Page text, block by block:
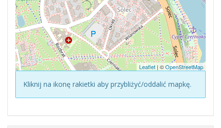
Leaflet | ©OpenStreetMap
Kliknij na ikonę rakietki aby przybliżyć/oddalić mapkę.